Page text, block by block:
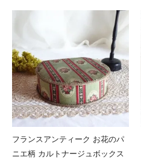
フランスアンティーク お花のパ
ニエ柄 カルトナージュボックス